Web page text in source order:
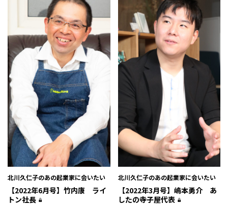
北川久仁子のあの起業家に会いたい
【2022年6月号】竹内康 ライ
トン社長
北川久仁子のあの起業家に会いたい
【2022年3月号】嶋本勇介 あ
したの寺子屋代表